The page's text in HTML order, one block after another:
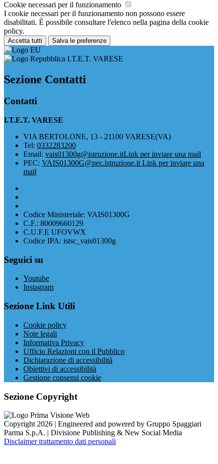
Cookie necessari per il funzionamento
I cookie necessari per il funzionamento non possono essere
disabilitati. È possibile consultare l'elenco nella pagina della cookie
policy.
Accetta tutti Salva le preferenze
I.T.E.T. VARESE
Sezione Contatti
Contatti
I.T.E.T. VARESE
VIA BERTOLONE, 13 - 21100 VARESE(VA)
Tel: 0332283200
Email: vais01300g@istruzione.itLink per inviare una mail
PEC: VAIS01300G@pec.istruzione.it Link per inviare una
mail
Codice Ministeriale: VAIS01300G
C.F.: 80009660129
C.U.F.E UFOVWX
Codice IPA: istsc_vais01300g
Seguici su
Youtube
Instagram
Sezione Link Utili
Cookie policy
Note legali
Informativa Privacy
Ufficio Relazioni con il Pubblico
Dichiarazione di accessibilità
Obiettivi di accessibilità
Gestione consensi cookie
Sezione Copyright
Copyright 2026 | Engineered and powered by Gruppo Spaggiari
Parma S.p.A. | Divisione Publishing & New Social Media
Disclaimer trattamento dati personali